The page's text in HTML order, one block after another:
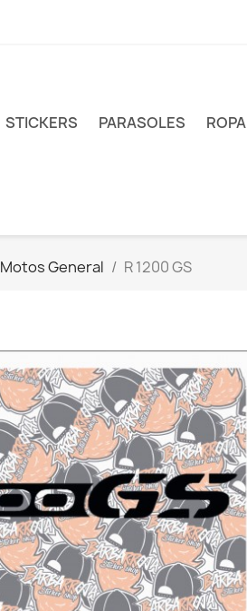
STICKERS PARASOLES ROPA
Motos General R 1200 GS